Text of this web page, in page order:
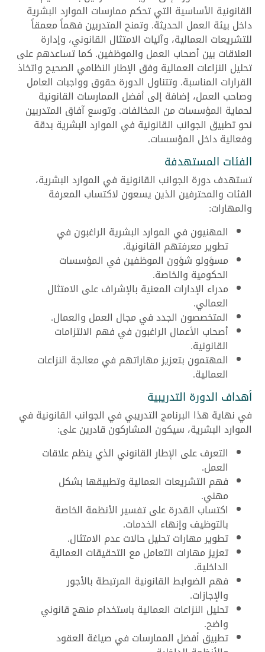
القانونية الأساسية التي تحكم ممارسات الموارد البشرية
داخل بيئة العمل الحديثة. وتمنح المتدربين فهماً معمقاً
للتشريعات العمالية، وآليات الامتثال القانوني، وإدارة
العلاقات بين أصحاب العمل والموظفين. كما تساعدهم على
تحليل النزاعات العمالية وفق الإطار النظامي الصحيح واتخاذ
القرارات المناسبة. وتتناول الدورة حقوق وواجبات العامل
وصاحب العمل، إضافة إلى أفضل الممارسات القانونية
لحماية المؤسسات من المخالفات. وتوسع آفاق المتدربين
نحو تطبيق الجوانب القانونية في الموارد البشرية بدقة
وفعالية داخل المؤسسات.
الفئات المستهدفة
تستهدف دورة الجوانب القانونية في الموارد البشرية،
الفئات والمحترفين الذين يسعون لاكتساب المعرفة
والمهارات:
المهنيون في الموارد البشرية الراغبون في
تطوير معرفتهم القانونية.
مسؤولو شؤون الموظفين في المؤسسات
الحكومية والخاصة.
مدراء الإدارات المعنية بالإشراف على الامتثال
العمالي.
المتخصصون الجدد في مجال العمل والعمال.
أصحاب الأعمال الراغبون في فهم الالتزامات
القانونية.
المهتمون بتعزيز مهاراتهم في معالجة النزاعات
العمالية.
أهداف الدورة التدريبية
في نهاية هذا البرنامج التدريبي في الجوانب القانونية في
الموارد البشرية، سيكون المشاركون قادرين على:
التعرف على الإطار القانوني الذي ينظم علاقات
العمل.
فهم التشريعات العمالية وتطبيقها بشكل
مهني.
اكتساب القدرة على تفسير الأنظمة الخاصة
بالتوظيف وإنهاء الخدمات.
تطوير مهارات تحليل حالات عدم الامتثال.
تعزيز مهارات التعامل مع التحقيقات العمالية
الداخلية.
فهم الضوابط القانونية المرتبطة بالأجور
والإجازات.
تحليل النزاعات العمالية باستخدام منهج قانوني
واضح.
تطبيق أفضل الممارسات في صياغة العقود